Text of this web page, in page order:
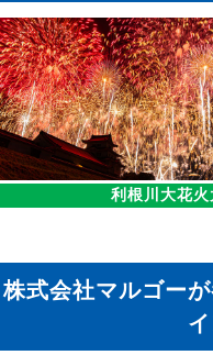
利根川大花火
株式会社マルゴー